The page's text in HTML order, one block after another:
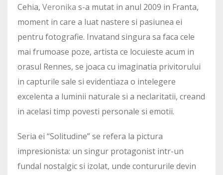
Cehia, Veronika s-a mutat in anul 2009 in Franta,
moment in care a luat nastere si pasiunea ei
pentru fotografie. Invatand singura sa faca cele
mai frumoase poze, artista ce locuieste acum in
orasul Rennes, se joaca cu imaginatia privitorului
in capturile sale si evidentiaza o intelegere
excelenta a luminii naturale si a neclaritatii, creand
in acelasi timp povesti personale si emotii.
Seria ei “Solitudine” se refera la pictura
impresionista: un singur protagonist intr-un
fundal nostalgic si izolat, unde contururile devin